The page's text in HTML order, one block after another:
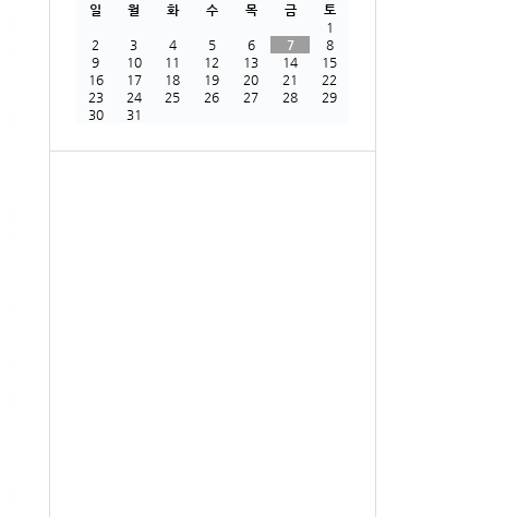
일 월 화 수 목 금
토
1
2
3 4 5 6 7
8
9
10 11 12 13 14
15
16
17 18 19 20 21
22
23
24 25 26 27 28
29
30
31